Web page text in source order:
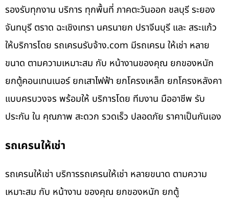
รองรับทุกงาน บริการ ทุกพื้นที่ ภาคตะวันออก ชลบุรี ระยอง
จันทบุรี ตราด ฉะเชิงเทรา นครนายก ปราจีนบุรี และ สระแก้ว
ให้บริการโดย รถเครนรับจ้าง.com มีรถเครน ให้เช่า หลาย
ขนาด ตามความเหมาะสม กับ หน้างานของคุณ ยกของหนัก
ยกตู้คอนเทนเนอร์ ยกเสาไฟฟ้า ยกโครงเหล็ก ยกโครงหลังคา
แบบครบวงจร พร้อมให้ บริการโดย ทีมงาน มืออาชีพ รับ
ประกัน ใน คุณภาพ สะดวก รวดเร็ว ปลอดภัย ราคาเป็นกันเอง
รถเครนให้เช่า
รถเครนให้เช่า บริการรถเครนให้เช่า หลายขนาด ตามความ
เหมาะสม กับ หน้างาน ของคุณ ยกของหนัก ยกตู้